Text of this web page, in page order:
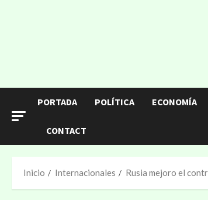
PORTADA POLÍTICA ECONOMÍA
CONTACT
Inicio Internacionales Rusia mejoro el